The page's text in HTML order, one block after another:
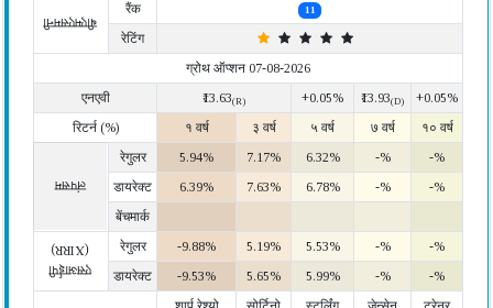
बीएमएसमनी
रैंक 11
रेटिंग
ग्रोथ ऑप्शन 07-08-2026
एनएवी
₹13.63(R) +0.05% ₹13.93(D)
+0.05%
रिटर्न (%)
१ वर्ष ३ वर्ष ५ वर्ष ७ वर्ष १० वर्ष
लंपसम
रेगुलर 5.94% 7.17% 6.32% -%
-%
डायरेक्ट
6.39% 7.63% 6.78% -%
-%
बेंचमार्क
एसआईपी
(XIRR) रेगुलर -9.88% 5.19% 5.53% -%
-%
डायरेक्ट
-9.53% 5.65% 5.99% -% -%